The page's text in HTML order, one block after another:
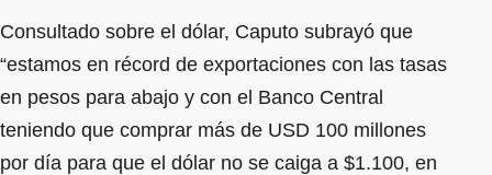
Consultado sobre el dólar, Caputo subrayó que
“estamos en récord de exportaciones con las tasas
en pesos para abajo y con el Banco Central
teniendo que comprar más de USD 100 millones
por día para que el dólar no se caiga a $1.100, en